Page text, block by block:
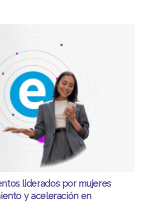
liderados por mujeres
y aceleración en